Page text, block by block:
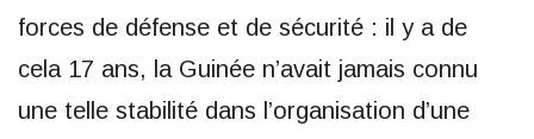
forces de défense et de sécurité : il y a de
cela 17 ans, la Guinée n’avait jamais connu
une telle stabilité dans l’organisation d’une